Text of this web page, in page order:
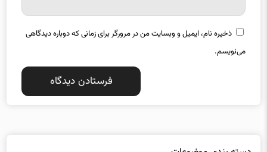
ذخیره نام، ایمیل و وبسایت من در مرورگر برای زمانی که دوباره دیدگاهی
می‌نویسم.